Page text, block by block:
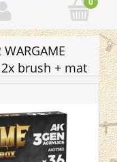
2x brush + mat